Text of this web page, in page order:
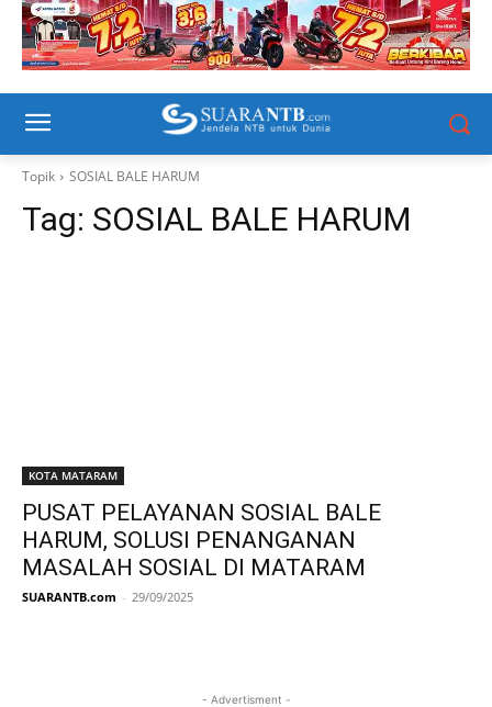
Topik SOSIAL BALE HARUM
Tag: SOSIAL BALE HARUM
KOTA MATARAM
PUSAT PELAYANAN SOSIAL BALE
HARUM, SOLUSI PENANGANAN
MASALAH SOSIAL DI MATARAM
SUARANTB.com - 29/09/2025
- Advertisment -